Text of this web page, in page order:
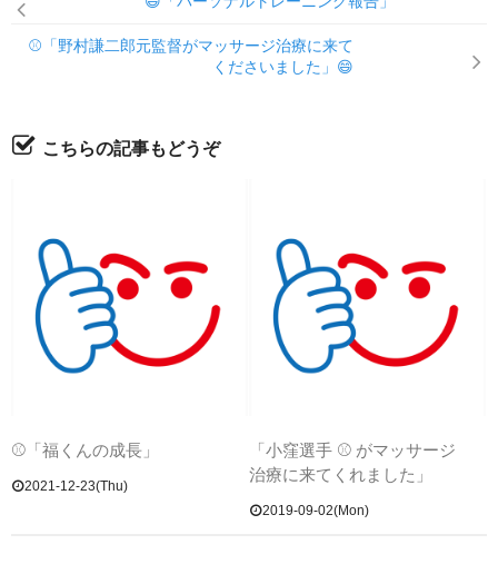
⚾「野村謙二郎元監督がマッサージ治療に来て
くださいました」😄
こちらの記事もどうぞ
⚾「福くんの成長」
2021-12-23(Thu)
「小窪選手 ⚾ がマッサージ
治療に来てくれました」
2019-09-02(Mon)